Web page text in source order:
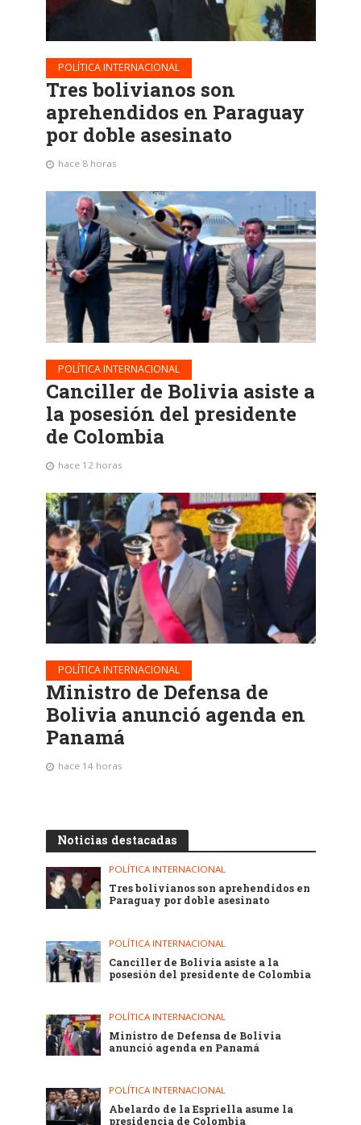
POLÍTICA INTERNACIONAL
Tres bolivianos son
aprehendidos en Paraguay
por doble asesinato
hace 8 horas
POLÍTICA INTERNACIONAL
Canciller de Bolivia asiste a
la posesión del presidente
de Colombia
hace 12 horas
POLÍTICA INTERNACIONAL
Ministro de Defensa de
Bolivia anunció agenda en
Panamá
hace 14 horas
Noticias destacadas
POLÍTICA INTERNACIONAL
Tres bolivianos son aprehendidos en
Paraguay por doble asesinato
POLÍTICA INTERNACIONAL
Canciller de Bolivia asiste a la
posesión del presidente de Colombia
POLÍTICA INTERNACIONAL
Ministro de Defensa de Bolivia
anunció agenda en Panamá
POLÍTICA INTERNACIONAL
Abelardo de la Espriella asume la
presidencia de Colombia